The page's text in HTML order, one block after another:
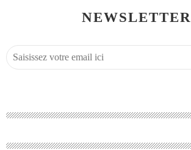
NEWSLETTER